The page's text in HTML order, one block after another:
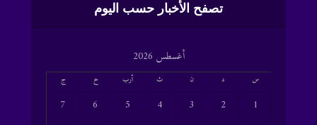
تصفح الأخبار حسب اليوم
أغسطس 2026
س د ن ث أرب خ ج
1
2
3
4
5
6
7